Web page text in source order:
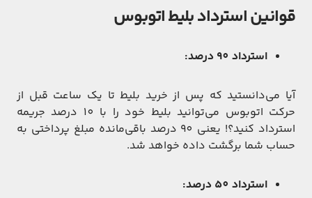
قوانین استرداد بلیط اتوبوس
استرداد 90 درصد:
آیا می‌دانستید که پس از خرید بلیط تا یک ساعت قبل از
حرکت اتوبوس می‌توانید بلیط خود را با 10 درصد جریمه
استرداد کنید؟! یعنی 90 درصد باقی‌مانده مبلغ پرداختی به
حساب شما برگشت داده خواهد شد.
استرداد 50 درصد: